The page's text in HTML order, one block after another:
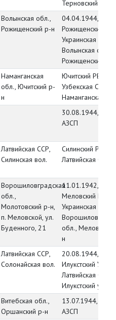
Терновский р-н
Волынская обл.,
Рожищенский р-н
04.04.1944,
Рожищенский
Украинская ССР,
Волынская обл.,
Рожищенский р-н
Наманганская
обл., Ючитский р-
н
Ючитский РВК,
Узбекская ССР,
Наманганская
30.08.1944, 159
АЗСП
Латвийская ССР,
Силинская вол.
Силинский РВК,
Латвийская ССР
Ворошиловградская
обл.,
Молотовский р-н,
п. Меловской, ул.
Буденного, 21
11.01.1942,
Меловский РВК,
Украинская ССР,
обл., Меловский
н
Латвийская ССР,
Солонайская вол.
20.08.1944,
Илукстский УВК,
Латвийская ССР,
Илукстский уезд
Витебская обл.,
Оршанский р-н
13.07.1944, 158
АЗСП